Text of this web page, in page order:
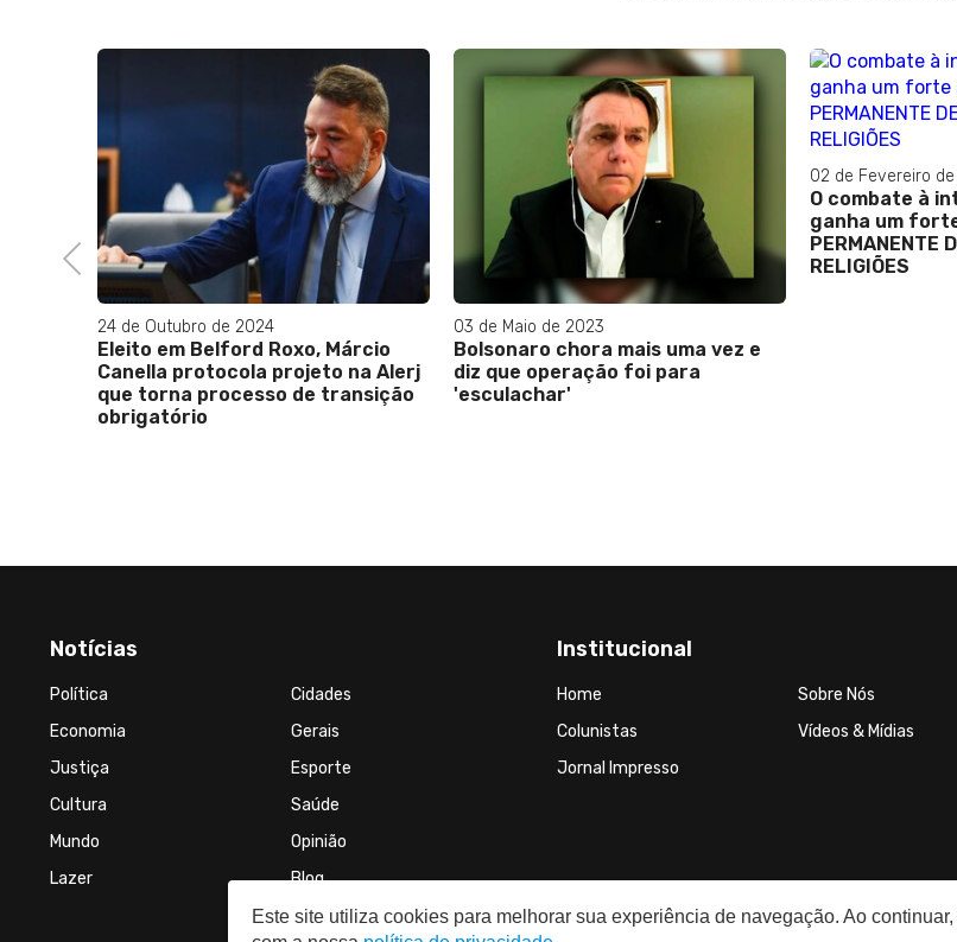
Previous
24 de Outubro de 2024
Eleito em Belford Roxo, Márcio
Canella protocola projeto na Alerj
que torna processo de transição
obrigatório
03 de Maio de 2023
Bolsonaro chora mais uma vez e
diz que operação foi para
'esculachar'
02 de Fevereiro
O combate à
ganha um forte
PERMANENTE
RELIGIÕES
Notícias
Política
Cidades
Economia
Gerais
Justiça
Esporte
Cultura
Saúde
Mundo
Opinião
Lazer
Blog
Institucional
Home
Sobre Nós
Colunistas
Vídeos & Mídias
Jornal Impresso
Este site utiliza cookies para melhorar sua experiência de navegação. Ao